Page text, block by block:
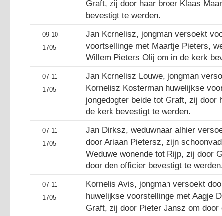
Graft, zij door haar broer Klaas
bevestigt te werden.
09-10-
1705
Jan Kornelisz, jongman versoekt
voortsellinge met Maartje Pieters,
Willem Pieters Olij om in de kerk
07-11-
1705
Jan Kornelisz Louwe, jongman
Kornelisz Kosterman huwelijkse
jongedogter beide tot Graft, zij door
de kerk bevestigt te werden.
07-11-
1705
Jan Dirksz, weduwnaar alhier
door Ariaan Pietersz, zijn
Weduwe wonende tot Rijp, zij door
door den officier bevestigt te
07-11-
1705
Kornelis Avis, jongman versoekt
huwelijkse voorstellinge met Aagje
Graft, zij door Pieter Jansz om